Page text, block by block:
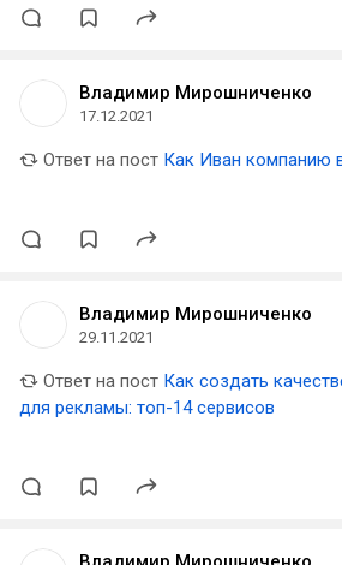
Владимир Мирошниченко
17.12.2021
Ответ на пост Как Иван компанию
Владимир Мирошниченко
29.11.2021
Ответ на пост Как создать
для рекламы: топ-14 сервисов